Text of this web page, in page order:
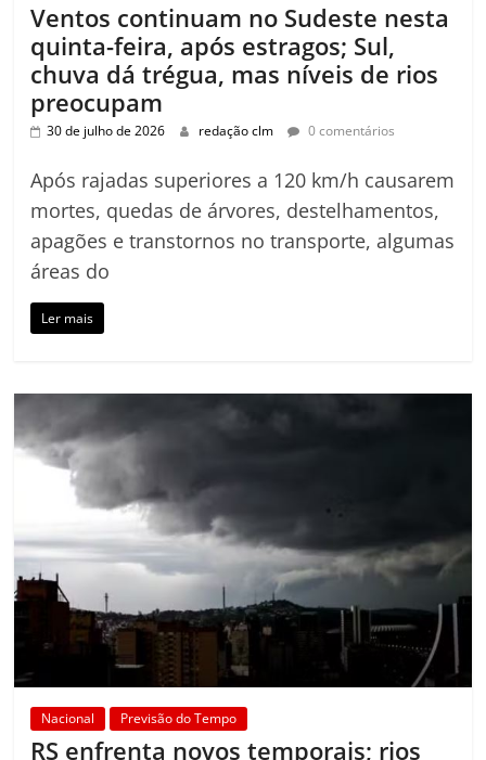
Ventos continuam no Sudeste nesta
quinta-feira, após estragos; Sul,
chuva dá trégua, mas níveis de rios
preocupam
30 de julho de 2026 redação clm 0 comentários
Após rajadas superiores a 120 km/h causarem
mortes, quedas de árvores, destelhamentos,
apagões e transtornos no transporte, algumas
áreas do
Ler mais
Nacional Previsão do Tempo
RS enfrenta novos temporais; rios